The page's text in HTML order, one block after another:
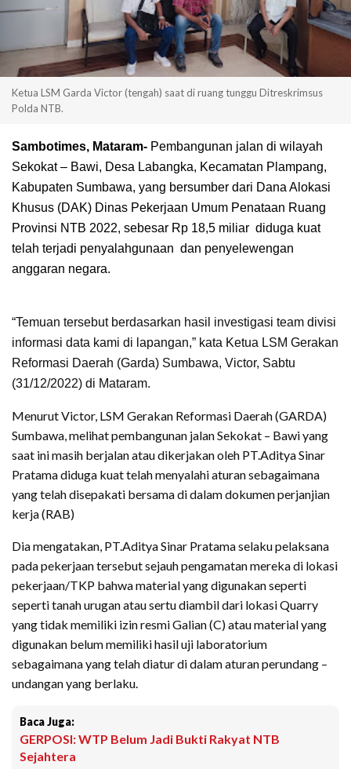
Ketua LSM Garda Victor (tengah) saat di ruang tunggu Ditreskrimsus
Polda NTB.
Sambotimes, Mataram- Pembangunan jalan di wilayah
Sekokat – Bawi, Desa Labangka, Kecamatan Plampang,
Kabupaten Sumbawa, yang bersumber dari Dana Alokasi
Khusus (DAK) Dinas Pekerjaan Umum Penataan Ruang
Provinsi NTB 2022, sebesar Rp 18,5 miliar diduga kuat
telah terjadi penyalahgunaan dan penyelewengan
anggaran negara.
“Temuan tersebut berdasarkan hasil investigasi team divisi
informasi data kami di lapangan,” kata Ketua LSM Gerakan
Reformasi Daerah (Garda) Sumbawa, Victor, Sabtu
(31/12/2022) di Mataram.
Menurut Victor, LSM Gerakan Reformasi Daerah (GARDA)
Sumbawa, melihat pembangunan jalan Sekokat – Bawi yang
saat ini masih berjalan atau dikerjakan oleh PT.Aditya Sinar
Pratama diduga kuat telah menyalahi aturan sebagaimana
yang telah disepakati bersama di dalam dokumen perjanjian
kerja (RAB)
Dia mengatakan, PT.Aditya Sinar Pratama selaku pelaksana
pada pekerjaan tersebut sejauh pengamatan mereka di lokasi
pekerjaan/TKP bahwa material yang digunakan seperti
seperti tanah urugan atau sertu diambil dari lokasi Quarry
yang tidak memiliki izin resmi Galian (C) atau material yang
digunakan belum memiliki hasil uji laboratorium
sebagaimana yang telah diatur di dalam aturan perundang –
undangan yang berlaku.
Baca Juga:
GERPOSI: WTP Belum Jadi Bukti Rakyat NTB
Sejahtera